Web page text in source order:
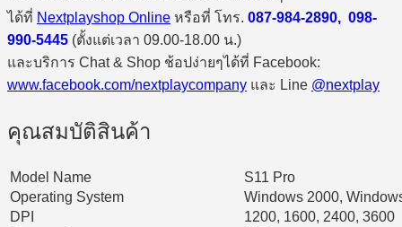
ได้ที่ Nextplayshop Online หรือที่ โทร. 087-984-2890, 098-
990-5445 (ตั้งแต่เวลา 09.00-18.00 น.)
และบริการ Chat & Shop ช้อปง่ายๆได้ที่ Facebook:
www.facebook.com/nextplaycompany และ Line @nextplay
คุณสมบัติสินค้า
Model Name
S11 Pro
Operating System
Windows 2000,
DPI
1200, 1600, 2400, 3600